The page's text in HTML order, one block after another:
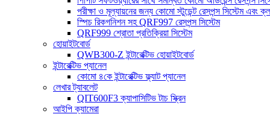
পরীক্ষা ও মূল্যায়নের জন্য কোমো স্টুডেন্ট রেসপন্স সিস্টেম এবং
স্পিচ রিকগনিশন সহ QRF997 রেসপন্স সিস্টেম
QRF999 শ্রোতা প্রতিক্রিয়া সিস্টেম
হোয়াইটবোর্ড
QWB300-Z ইন্টারেক্টিভ হোয়াইটবোর্ড
ইন্টারেক্টিভ প্যানেল
কোমো ৪কে ইন্টারেক্টিভ ফ্ল্যাট প্যানেল
লেখার ট্যাবলেট
QIT600F3 ক্যাপাসিটিভ টাচ স্ক্রিন
আইপি ক্যামেরা